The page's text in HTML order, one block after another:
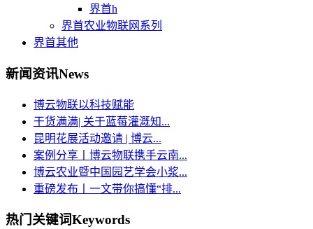
界首h
界首农业物联网系列
界首其他
新闻资讯News
博云物联以科技赋能
干货满满| 关于蓝莓灌溉知...
昆明花展活动邀请 | 博云...
案例分享丨博云物联携手云南...
博云农业暨中国园艺学会小浆...
重磅发布丨一文带你搞懂“排...
热门关键词Keywords